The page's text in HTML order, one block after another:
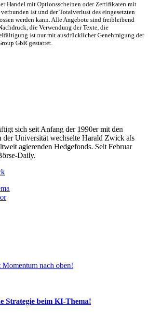
Handel mit Optionsscheinen oder Zertifikaten mit
ist und der Totalverlust des eingesetzten
werden kann. Alle Angebote sind freibleibend
die Verwendung der Texte, die
ist nur mit ausdrücklicher Genehmigung der
GbR gestattet.
sich seit Anfang der 1990er mit den
der Universität wechselte Harald Zwick als
agierenden Hedgefonds. Seit Februar
Daily.
nach oben!
Strategie beim KI-Thema!